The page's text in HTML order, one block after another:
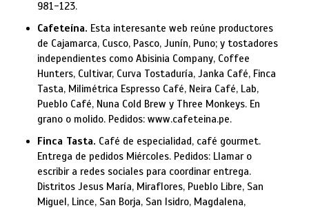
981-123.
Cafeteína. Esta interesante web reúne productores
de Cajamarca, Cusco, Pasco, Junín, Puno; y tostadores
independientes como Abisinia Company, Coffee
Hunters, Cultivar, Curva Tostaduría, Janka Café, Finca
Tasta, Milimétrica Espresso Café, Neira Café, Lab,
Pueblo Café, Nuna Cold Brew y Three Monkeys. En
grano o molido. Pedidos: www.cafeteina.pe.
Finca Tasta. Café de especialidad, café gourmet.
Entrega de pedidos Miércoles. Pedidos: Llamar o
escribir a redes sociales para coordinar entrega.
Distritos Jesus María, Miraflores, Pueblo Libre, San
Miguel, Lince, San Borja, San Isidro, Magdalena,